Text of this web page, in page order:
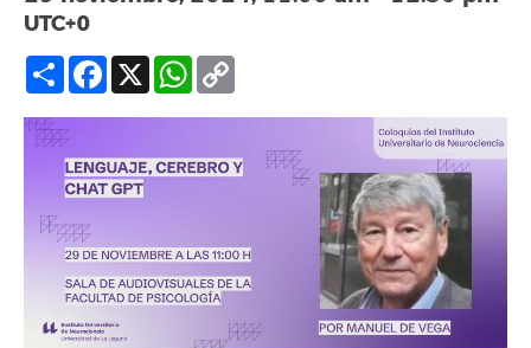
UTC+0
Compartir
Facebook
X WhatsApp